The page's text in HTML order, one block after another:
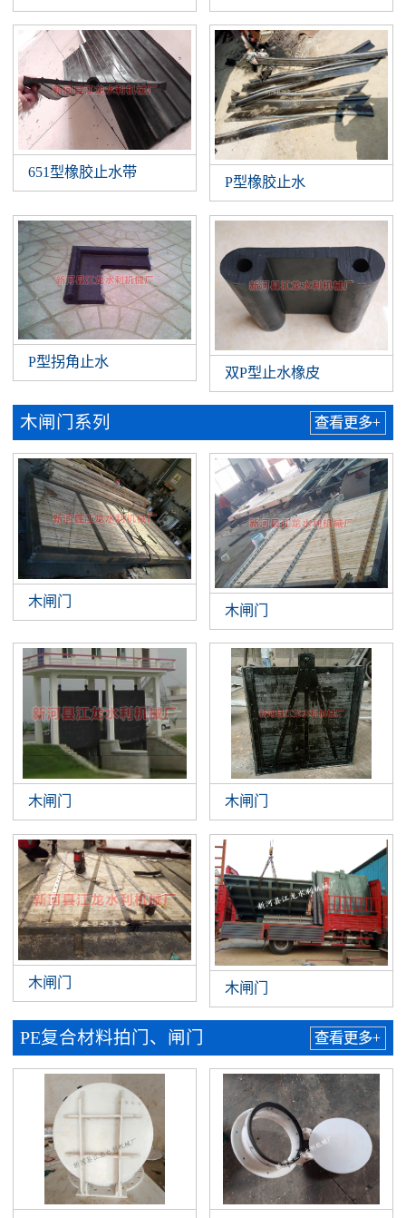
651型橡胶止水带
P型橡胶止水
P型拐角止水
双P型止水橡皮
木闸门系列 查看更多+
木闸门
木闸门
木闸门 木闸门
木闸门 木闸门
PE复合材料拍门、闸门 查看更多+